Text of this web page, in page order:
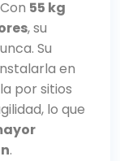
Con 55 kg
, su
Su
en
por sitios
lo que
.